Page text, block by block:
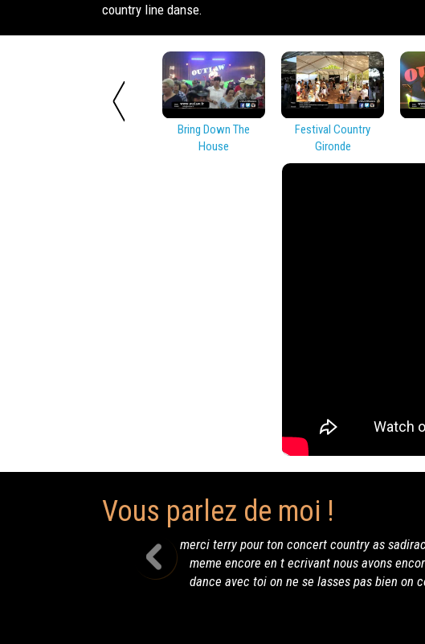
country line danse.
Bring Down The
House
Festival Country
Gironde
Vous parlez de moi !
merci terry pour ton concert country as sadirac et pour le CD que l' on n'a
meme encore en t ecrivant nous avons encore les airs en tete merci pour
dance avec toi on ne se lasses pas bien on contraire on ne s en lasses pas